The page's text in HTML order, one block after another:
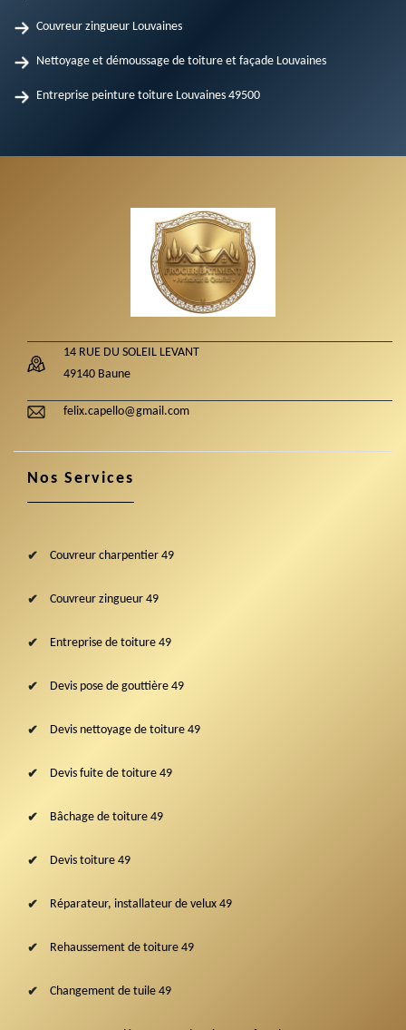
Couvreur zingueur Louvaines
Nettoyage et démoussage de toiture et façade Louvaines
Entreprise peinture toiture Louvaines 49500
14 RUE DU SOLEIL LEVANT
49140 Baune
felix.capello@gmail.com
Nos Services
Couvreur charpentier 49
Couvreur zingueur 49
Entreprise de toiture 49
Devis pose de gouttière 49
Devis nettoyage de toiture 49
Devis fuite de toiture 49
Bâchage de toiture 49
Devis toiture 49
Réparateur, installateur de velux 49
Rehaussement de toiture 49
Changement de tuile 49